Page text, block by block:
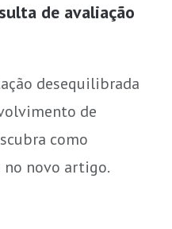
de avaliação
desequilibrada
de
como
novo artigo.